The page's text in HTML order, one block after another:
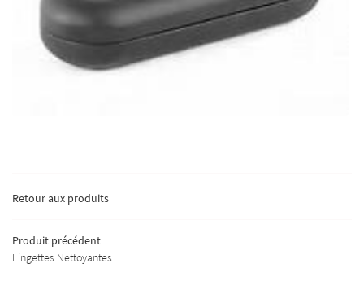
DU MOMENT
Retour aux produits
Produit précédent
Lingettes Nettoyantes